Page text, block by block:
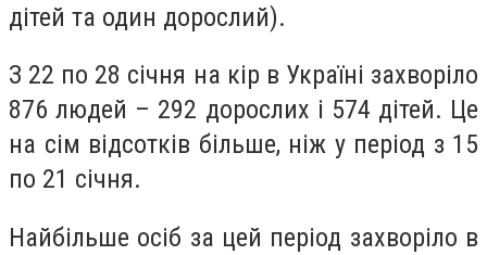
дітей та один дорослий).
З 22 по 28 січня на кір в Україні захворіло
876 людей – 292 дорослих і 574 дітей. Це
на сім відсотків більше, ніж у період з 15
по 21 січня.
Найбільше осіб за цей період захворіло в